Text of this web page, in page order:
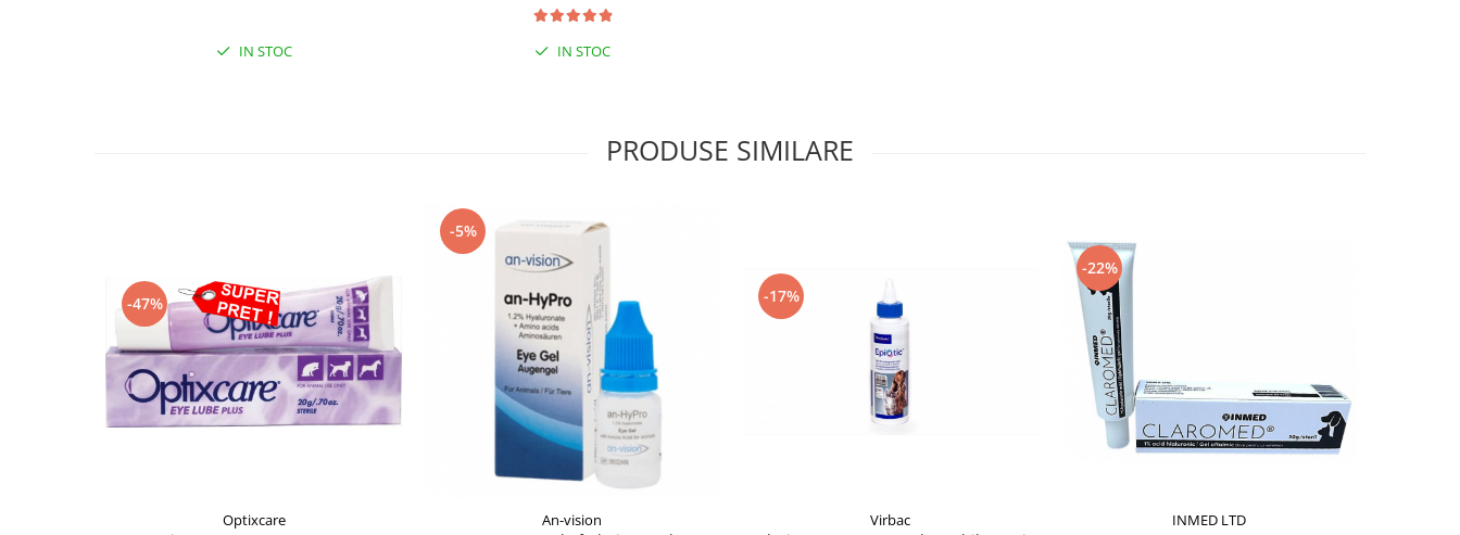
IN STOC IN STOC
PRODUSE SIMILARE
-47%
Optixcare
-5%
An-vision
-17%
Virbac
-22%
INMED LTD